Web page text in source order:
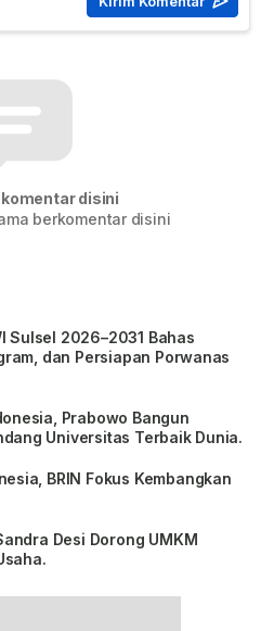
disini
berkomentar disini
Sulsel 2026–2031 Bahas
dan Persiapan Porwanas
Prabowo Bangun
Universitas Terbaik Dunia.
BRIN Fokus Kembangkan
Desi Dorong UMKM